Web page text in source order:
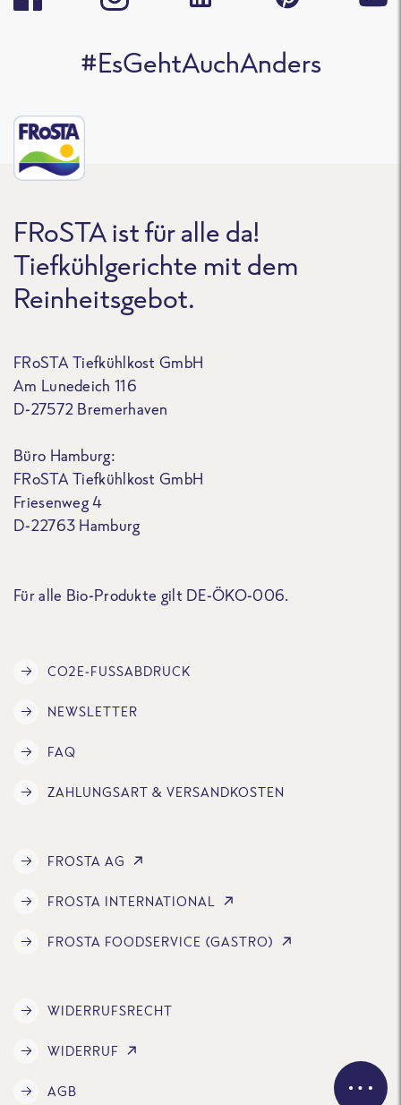
#EsGehtAuchAnders
FRoSTA ist für alle da!
Tiefkühlgerichte mit dem
Reinheitsgebot.
FRoSTA Tiefkühlkost GmbH
Am Lunedeich 116
D-27572 Bremerhaven
Büro Hamburg:
FRoSTA Tiefkühlkost GmbH
Friesenweg 4
D-22763 Hamburg
Für alle Bio-Produkte gilt DE-ÖKO-006.
CO2E-FUSSABDRUCK
NEWSLETTER
FAQ
ZAHLUNGSART & VERSANDKOSTEN
FROSTA AG
FROSTA INTERNATIONAL
FROSTA FOODSERVICE (GASTRO)
WIDERRUFSRECHT
WIDERRUF
AGB